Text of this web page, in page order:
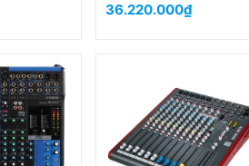
36.220.000₫